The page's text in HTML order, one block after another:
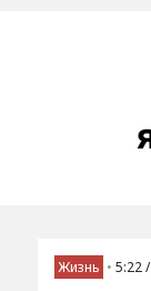
Жизнь • 5:22